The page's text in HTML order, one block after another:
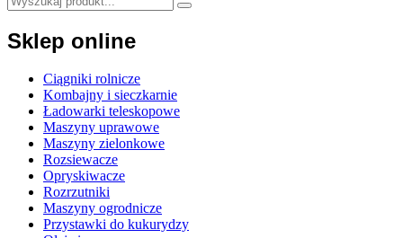
Sklep online
Ciągniki rolnicze
Kombajny i sieczkarnie
Ładowarki teleskopowe
Maszyny uprawowe
Maszyny zielonkowe
Rozsiewacze
Opryskiwacze
Rozrzutniki
Maszyny ogrodnicze
Przystawki do kukurydzy